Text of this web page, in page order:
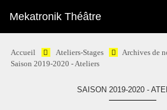
Mekatronik Théâtre
Accueil Ateliers-Stages
Archives de
Saison 2019-2020 - Ateliers
SAISON 2019-2020 -